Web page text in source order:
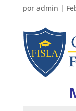
por admin |